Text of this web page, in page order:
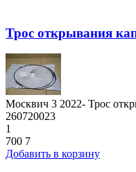
Трос открывания
Москвич 3 2022- Трос
260720023
1
700 7
Добавить в корзину